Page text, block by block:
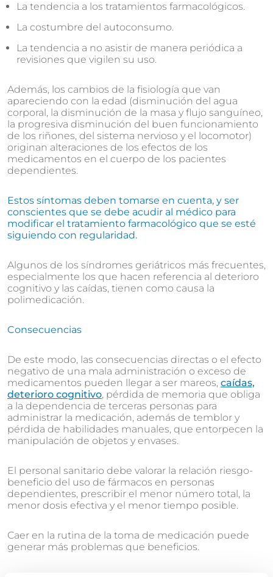
La tendencia a los tratamientos farmacológicos.
La costumbre del autoconsumo.
La tendencia a no asistir de manera periódica a
revisiones que vigilen su uso.
Además, los cambios de la fisiología que van
apareciendo con la edad (disminución del agua
corporal, la disminución de la masa y flujo sanguíneo,
la progresiva disminución del buen funcionamiento
de los riñones, del sistema nervioso y el locomotor)
originan alteraciones de los efectos de los
medicamentos en el cuerpo de los pacientes
dependientes.
Estos síntomas deben tomarse en cuenta, y ser
conscientes que se debe acudir al médico para
modificar el tratamiento farmacológico que se esté
siguiendo con regularidad.
Algunos de los síndromes geriátricos más frecuentes,
especialmente los que hacen referencia al deterioro
cognitivo y las caídas, tienen como causa la
polimedicación.
Consecuencias
De este modo, las consecuencias directas o el efecto
negativo de una mala administración o exceso de
medicamentos pueden llegar a ser mareos, caídas,
deterioro cognitivo, pérdida de memoria que obliga
a la dependencia de terceras personas para
administrar la medicación, además de temblor y
pérdida de habilidades manuales, que entorpecen la
manipulación de objetos y envases.
El personal sanitario debe valorar la relación riesgo-
beneficio del uso de fármacos en personas
dependientes, prescribir el menor número total, la
menor dosis efectiva y el menor tiempo posible.
Caer en la rutina de la toma de medicación puede
generar más problemas que beneficios.